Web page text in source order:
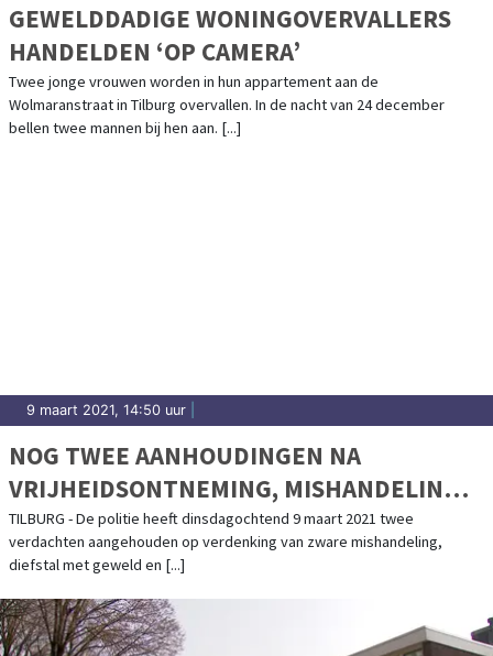
GEWELDDADIGE WONINGOVERVALLERS
HANDELDEN ‘OP CAMERA’
Twee jonge vrouwen worden in hun appartement aan de
Wolmaranstraat in Tilburg overvallen. In de nacht van 24 december
bellen twee mannen bij hen aan. [...]
9 maart 2021, 14:50 uur
NOG TWEE AANHOUDINGEN NA
VRIJHEIDSONTNEMING, MISHANDELING
EN BEROVING
TILBURG - De politie heeft dinsdagochtend 9 maart 2021 twee
verdachten aangehouden op verdenking van zware mishandeling,
diefstal met geweld en [...]